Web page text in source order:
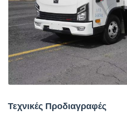
Τεχνικές Προδιαγραφές